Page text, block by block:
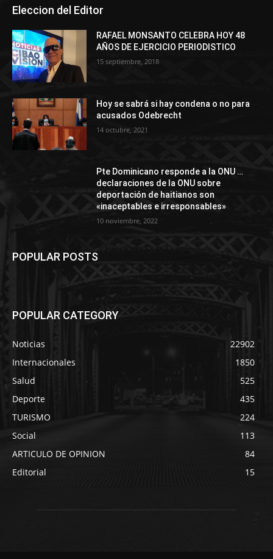
Eleccion del Editor
RAFAEL MONSANTO CELEBRA HOY 48
AÑOS DE EJERCICIO PERIODISTICO
15 septiembre, 2018
Hoy se sabrá si hay condena o no para
acusados Odebrecht
14 octubre, 2021
Pte Dominicano responde a la ONU …
declaraciones de la ONU sobre
deportación de haitianos son
«inaceptables e irresponsables»
10 noviembre, 2022
POPULAR POSTS
POPULAR CATEGORY
Noticias
22902
Internacionales
1850
Salud
525
Deporte
435
TURISMO
224
Social
113
ARTICULO DE OPINION
84
Editorial
15